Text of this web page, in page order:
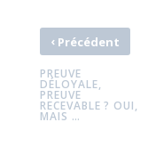
‹Précédent
PREUVE
DÉLOYALE,
PREUVE
RECEVABLE ? OUI,
MAIS …